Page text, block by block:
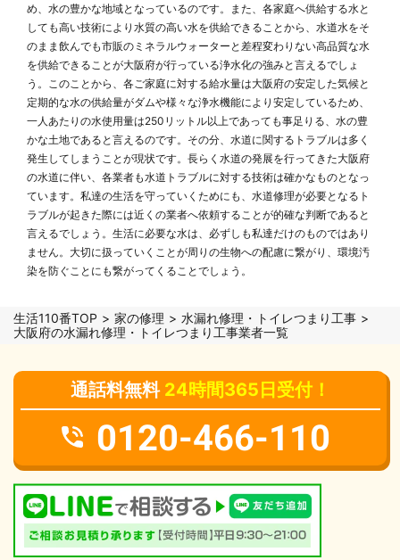
め、水の豊かな地域となっているのです。また、各家庭へ供給する水と
しても高い技術により水質の高い水を供給できることから、水道水をそ
のまま飲んでも市販のミネラルウォーターと差程変わりない高品質な水
を供給できることが大阪府が行っている浄水化の強みと言えるでしょ
う。このことから、各ご家庭に対する給水量は大阪府の安定した気候と
定期的な水の供給量がダムや様々な浄水機能により安定しているため、
一人あたりの水使用量は250リットル以上であっても事足りる、水の豊
かな土地であると言えるのです。その分、水道に関するトラブルは多く
発生してしまうことが現状です。長らく水道の発展を行ってきた大阪府
の水道に伴い、各業者も水道トラブルに対する技術は確かなものとなっ
ています。私達の生活を守っていくためにも、水道修理が必要となるト
ラブルが起きた際には近くの業者へ依頼することが的確な判断であると
言えるでしょう。生活に必要な水は、必ずしも私達だけのものではあり
ません。大切に扱っていくことが周りの生物への配慮に繋がり、環境汚
染を防ぐことにも繋がってくることでしょう。
生活110番TOP 家の修理
水漏れ修理・トイレつまり工事
大阪府の水漏れ修理・トイレつまり工事業者一覧
通話料無料 24時間365日受付！
0120-466-110